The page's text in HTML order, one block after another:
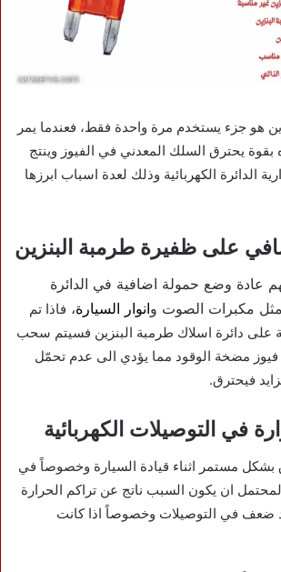
هو جزء يستخدم مرة واحدة فقط، فعندما يمر
بقوة يحترق السلك المعدني في الفيوز وينتج
الدائرة الكهربائية وذلك لعدة اسباب ابرزها
عادة وضع حمولة اضافية في الدائرة
مثل مكبرات الصوت وانوار السيارة، فاذا تم
على دائرة اسلاك طرمبة البنزين فسيتم سحب
فيوز مضخة الوقود مما يؤدي الى عدم تحمّل
فيحترق.
بشكل مستمر اثناء قيادة السيارة وخصوصاً في
ان يكون السبب ناتج عن تراكم الحرارة
ضعف في التوصيلات وخصوصاً اذا كانت